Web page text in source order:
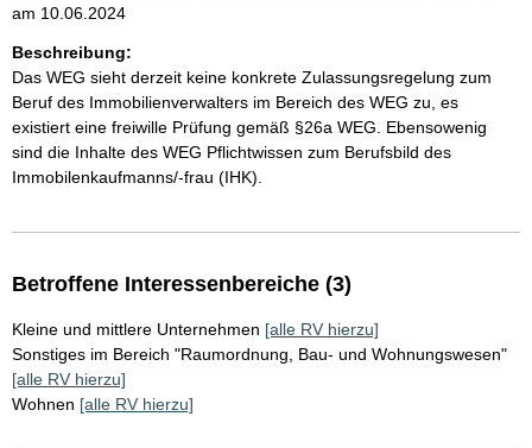
am 10.06.2024
Beschreibung:
Das WEG sieht derzeit keine konkrete Zulassungsregelung zum
Beruf des Immobilienverwalters im Bereich des WEG zu, es
existiert eine freiwille Prüfung gemäß §26a WEG. Ebensowenig
sind die Inhalte des WEG Pflichtwissen zum Berufsbild des
Immobilenkaufmanns/-frau (IHK).
Betroffene Interessenbereiche (3)
Kleine und mittlere Unternehmen [alle RV hierzu]
Sonstiges im Bereich "Raumordnung, Bau- und Wohnungswesen"
[alle RV hierzu]
Wohnen [alle RV hierzu]